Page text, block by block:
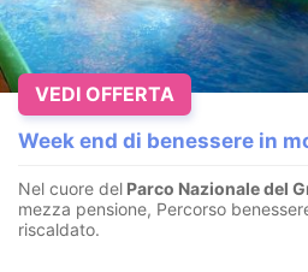
Week end di benessere in
Nel cuore del Parco Nazionale del
mezza pensione, Percorso
riscaldato.
VEDI OFFERTA